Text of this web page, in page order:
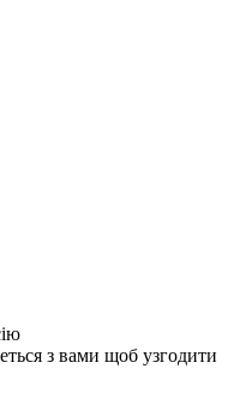
з вами щоб узгодити